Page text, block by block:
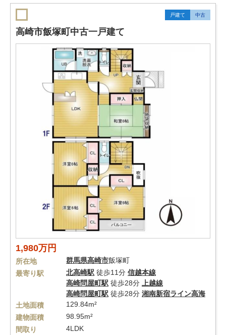
戸建て 中古
高崎市飯塚町中古一戸建て
1,980万円
所在地 群馬県高崎市飯塚町
最寄り駅
北高崎駅 徒歩11分 信越本線
高崎問屋町駅 徒歩28分
上越線
高崎問屋町駅 徒歩28分 湘南新宿ライン高海
土地面積
129.84m²
建物面積
98.95m²
間取り
4LDK